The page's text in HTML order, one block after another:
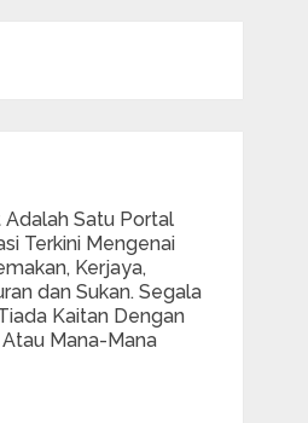
Satu Portal
Terkini Mengenai
Kerjaya,
dan Sukan. Segala
Kaitan Dengan
Mana-Mana